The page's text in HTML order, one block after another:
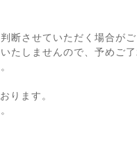
断させていただく場合がご
たしませんので、予めご了
ります。